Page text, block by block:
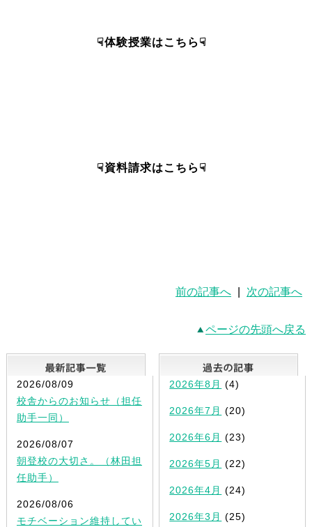
☟体験授業はこちら☟
☟資料請求はこちら☟
前の記事へ 次の記事へ
ページの先頭へ戻る
最新記事一覧
2026/08/09
校舎からのお知らせ（担任
助手一同）
2026/08/07
朝登校の大切さ。（林田担
任助手）
2026/08/06
モチベーション維持してい
2026年8月 (4)
2026年7月 (20)
2026年6月 (23)
2026年5月 (22)
2026年4月 (24)
2026年3月 (25)